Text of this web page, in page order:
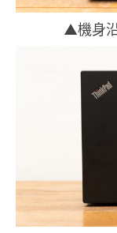
▲機身